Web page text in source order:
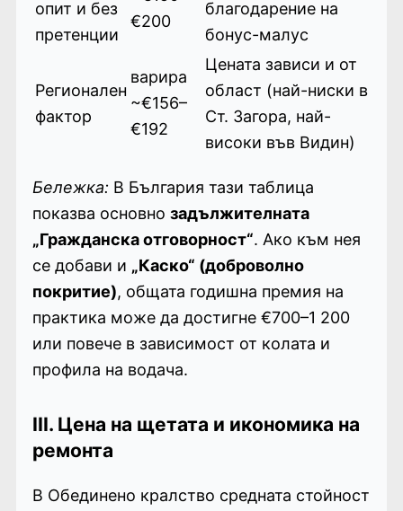
опит и без
претенции
€200
благодарение на
бонус-малус
Регионален
фактор
варира
~€156–
€192
Цената зависи и от
област (най-ниски в
Ст. Загора, най-
високи във Видин)
Бележка: В България тази таблица
показва основно задължителната
„Гражданска отговорност“. Ако към нея
се добави и „Каско“ (доброволно
покритие), общата годишна премия на
практика може да достигне €700–1 200
или повече в зависимост от колата и
профила на водача.
III. Цена на щетата и икономика на
ремонта
В Обединено кралство средната стойност